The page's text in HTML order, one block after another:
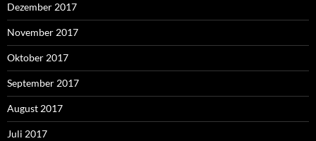
Dezember 2017
November 2017
Oktober 2017
September 2017
August 2017
Juli 2017